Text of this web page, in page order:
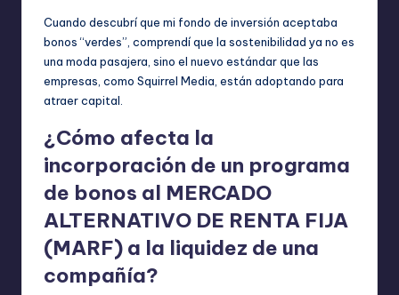
Cuando descubrí que mi fondo de inversión aceptaba
bonos “verdes”, comprendí que la sostenibilidad ya no es
una moda pasajera, sino el nuevo estándar que las
empresas, como Squirrel Media, están adoptando para
atraer capital.
¿Cómo afecta la
incorporación de un programa
de bonos al MERCADO
ALTERNATIVO DE RENTA FIJA
(MARF) a la liquidez de una
compañía?